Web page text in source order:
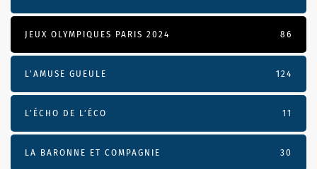
JEUX OLYMPIQUES PARIS 2024 86
L'AMUSE GUEULE 124
L’ÉCHO DE L’ÉCO 11
LA BARONNE ET COMPAGNIE 30